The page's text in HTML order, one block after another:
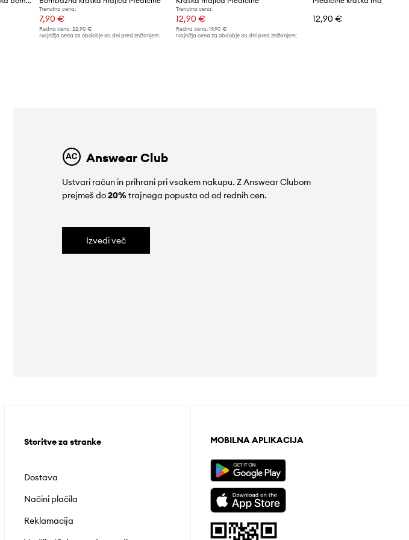
Trenutna cena:
7,90 €
Redna cena: 22,90 €
Najnižja cena za obdobje 30 dni pred znižanjem:
Trenutna cena:
12,90 €
Redna cena:19,90 €
Najnižja cena za obdobje 30 dni pred znižanjem:
12,90 €
Answear Club
Ustvari račun in prihrani pri vsakem nakupu. Z Answear Clubom
prejmeš do20%trajnega popusta od od rednih cen.
Izvedi več
Storitve za stranke
Dostava
Načini plačila
Reklamacija
MOBILNA APLIKACIJA